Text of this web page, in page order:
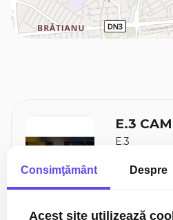
E.3
E.3
0724
Consimţământ Despre
Acest site utilizează